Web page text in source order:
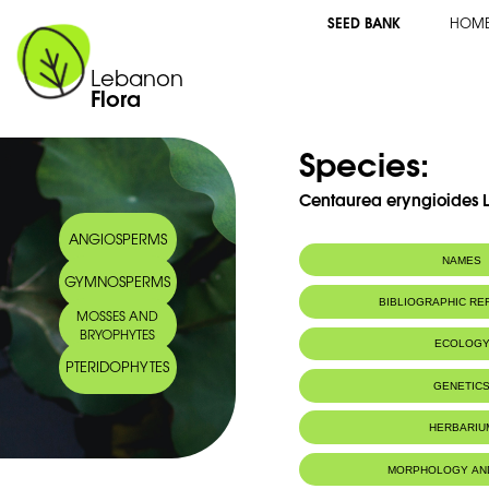
Lebanon
Flora
SEED BANK
ANGIOSPERMS
GYMNOSPERMS
MOSSES AND
BRYOPHYTES
PTERIDOPHYTES
Species:
Centaurea eryngioides
NAMES
BIBLIOGRAPHIC
ECOLOGY
Fissures de
en région
MORPHOLOGY